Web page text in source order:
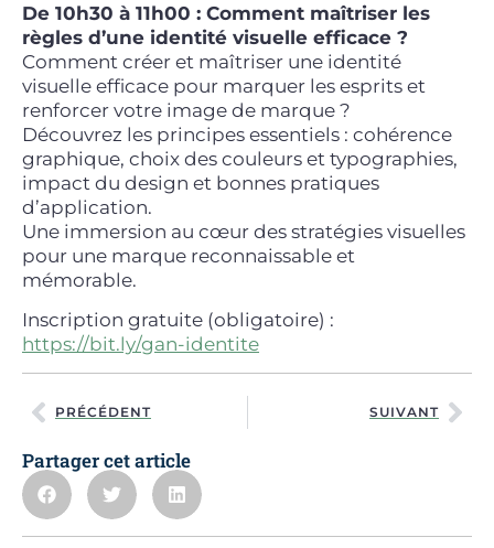
Partager cet article
De 10h30 à 11h00 : Comment maîtriser les
règles d’une identité visuelle efficace ?
Comment créer et maîtriser une identité
visuelle efficace pour marquer les esprits et
renforcer votre image de marque ?
Découvrez les principes essentiels : cohérence
graphique, choix des couleurs et typographies,
impact du design et bonnes pratiques
d’application.
Une immersion au cœur des stratégies visuelles
pour une marque reconnaissable et
mémorable.
Inscription gratuite (obligatoire) :
https://bit.ly/gan-identite
PRÉCÉDENT SUIVANT